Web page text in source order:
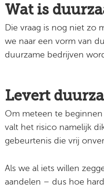
Wat is
Die vraag is nog niet zo
we naar een vorm van
duurzame bedrijven
Levert
Om meteen te
valt het risico namelijk
gebeurtenis die vrij
Als we al iets willen
aandelen – dus hoe